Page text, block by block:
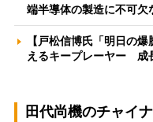
端半導体の製造に不可
【戸松信博氏「明日の
えるキープレーヤー 成
田代尚機のチャイ